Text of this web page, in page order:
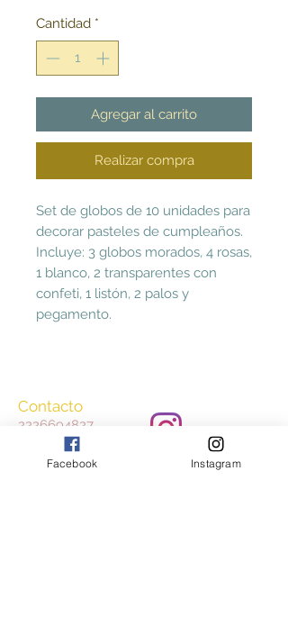
Cantidad *
Agregar al carrito
Realizar compra
Set de globos de 10 unidades para
decorar pasteles de cumpleaños.
Incluye: 3 globos morados, 4 rosas,
1 blanco, 2 transparentes con
confeti, 1 listón, 2 palos y
pegamento.
Contacto
2226694827
ccasayestilo@gmail.
Facebook Instagram